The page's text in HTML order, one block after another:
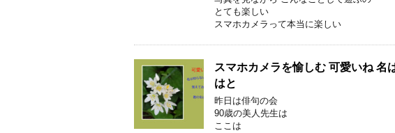
とても楽しい
スマホカメラって本当に楽しい
スマホカメラを愉しむ 可愛いね 名
はと
昨日は俳句の会
90歳の美人先生は
ここは